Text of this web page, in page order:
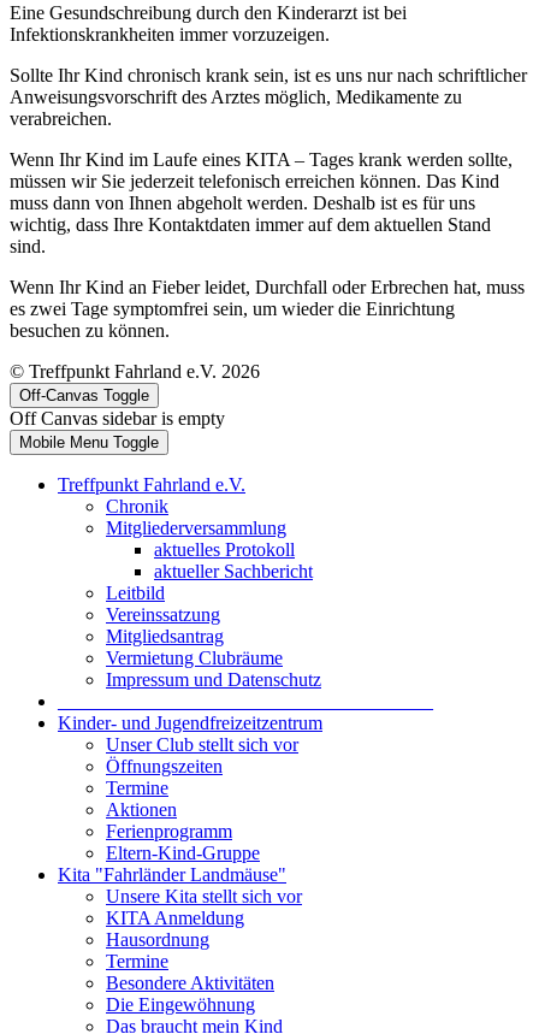
Eine Gesundschreibung durch den Kinderarzt ist bei
Infektionskrankheiten immer vorzuzeigen.
Sollte Ihr Kind chronisch krank sein, ist es uns nur nach schriftlicher
Anweisungsvorschrift des Arztes möglich, Medikamente zu
verabreichen.
Wenn Ihr Kind im Laufe eines KITA – Tages krank werden sollte,
müssen wir Sie jederzeit telefonisch erreichen können. Das Kind
muss dann von Ihnen abgeholt werden. Deshalb ist es für uns
wichtig, dass Ihre Kontaktdaten immer auf dem aktuellen Stand
sind.
Wenn Ihr Kind an Fieber leidet, Durchfall oder Erbrechen hat, muss
es zwei Tage symptomfrei sein, um wieder die Einrichtung
besuchen zu können.
© Treffpunkt Fahrland e.V. 2026
Off-Canvas Toggle
Off Canvas sidebar is empty
Mobile Menu Toggle
Treffpunkt Fahrland e.V.
Chronik
Mitgliederversammlung
aktuelles Protokoll
aktueller Sachbericht
Leitbild
Vereinssatzung
Mitgliedsantrag
Vermietung Clubräume
Impressum und Datenschutz
Kinder- und Jugendfreizeitzentrum
Unser Club stellt sich vor
Öffnungszeiten
Termine
Aktionen
Ferienprogramm
Eltern-Kind-Gruppe
Kita "Fahrländer Landmäuse"
Unsere Kita stellt sich vor
KITA Anmeldung
Hausordnung
Termine
Besondere Aktivitäten
Die Eingewöhnung
Das braucht mein Kind